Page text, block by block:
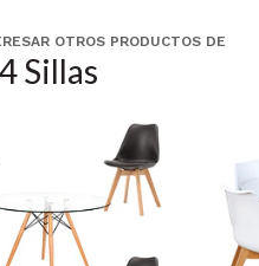
OTROS PRODUCTOS DE
4 Sillas